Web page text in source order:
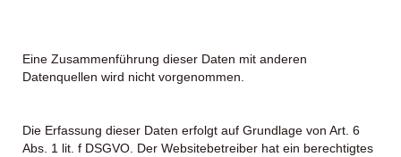
Eine Zusammenführung dieser Daten mit anderen
Datenquellen wird nicht vorgenommen.
Die Erfassung dieser Daten erfolgt auf Grundlage von Art. 6
Abs. 1 lit. f DSGVO. Der Websitebetreiber hat ein berechtigtes